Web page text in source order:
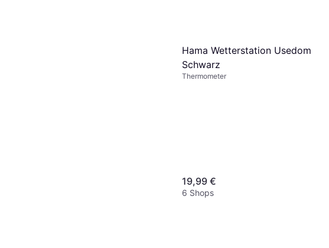
Hama Wetterstation Usedom
Schwarz
Thermometer
19,99 €
6 Shops